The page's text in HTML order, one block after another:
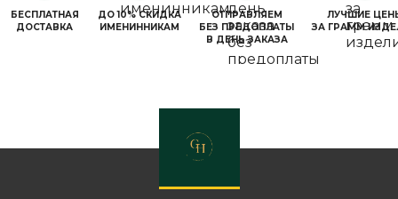
БЕСПЛАТНАЯ
ДОСТАВКА
ДО 10% СКИДКА
ИМЕНИННИКАМ
ОТПРАВЛЯЕМ
БЕЗ ПРЕДОПЛАТЫ
В ДЕНЬ ЗАКАЗА
ЛУЧШИЕ
ЗА ГРАММ